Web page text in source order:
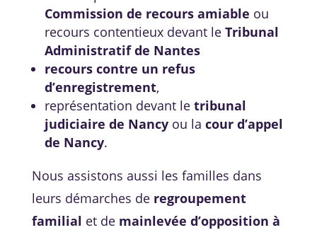
Commission de recours amiable ou
recours contentieux devant le Tribunal
Administratif de Nantes
recours contre un refus
d’enregistrement,
représentation devant le tribunal
judiciaire de Nancyou la cour d’appel
de Nancy.
Nous assistons aussi les familles dans
leurs démarches de regroupement
familial et de mainlevée d’opposition à